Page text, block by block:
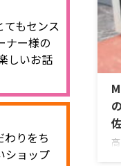
てもセンス
ナー様の
しいお話
わりをち
ショップ